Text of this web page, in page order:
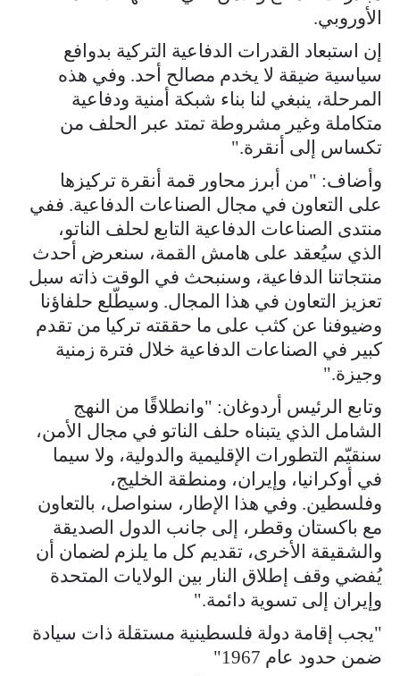
الأوروبي.
إن استبعاد القدرات الدفاعية التركية بدوافع
سياسية ضيقة لا يخدم مصالح أحد. وفي هذه
المرحلة، ينبغي لنا بناء شبكة أمنية ودفاعية
متكاملة وغير مشروطة تمتد عبر الحلف من
تكساس إلى أنقرة."
وأضاف: "من أبرز محاور قمة أنقرة تركيزها
على التعاون في مجال الصناعات الدفاعية. ففي
منتدى الصناعات الدفاعية التابع لحلف الناتو،
الذي سيُعقد على هامش القمة، سنعرض أحدث
منتجاتنا الدفاعية، وسنبحث في الوقت ذاته سبل
تعزيز التعاون في هذا المجال. وسيطّلع حلفاؤنا
وضيوفنا عن كثب على ما حققته تركيا من تقدم
كبير في الصناعات الدفاعية خلال فترة زمنية
وجيزة."
وتابع الرئيس أردوغان: "وانطلاقًا من النهج
الشامل الذي يتبناه حلف الناتو في مجال الأمن،
سنقيّم التطورات الإقليمية والدولية، ولا سيما
في أوكرانيا، وإيران، ومنطقة الخليج،
وفلسطين. وفي هذا الإطار، سنواصل، بالتعاون
مع باكستان وقطر، إلى جانب الدول الصديقة
والشقيقة الأخرى، تقديم كل ما يلزم لضمان أن
يُفضي وقف إطلاق النار بين الولايات المتحدة
وإيران إلى تسوية دائمة."
"يجب إقامة دولة فلسطينية مستقلة ذات سيادة
ضمن حدود عام 1967"